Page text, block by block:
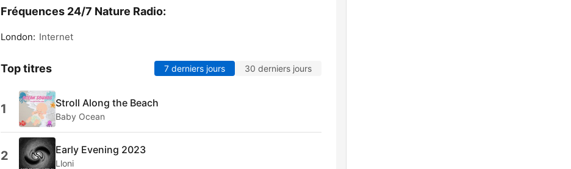
Fréquences 24/7 Nature Radio:
London: Internet
Top titres 7 derniers jours 30 derniers jours
1 Stroll Along the Beach
Baby Ocean
2 Early Evening 2023
Lloni